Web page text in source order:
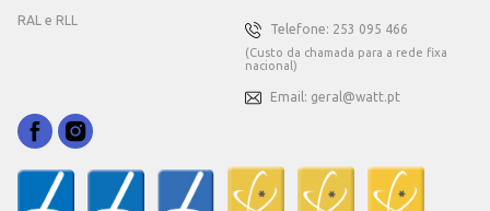
RAL e RLL
Telefone: 253 095 466
(Custo da chamada para a rede fixa
nacional)
Email: geral@watt.pt